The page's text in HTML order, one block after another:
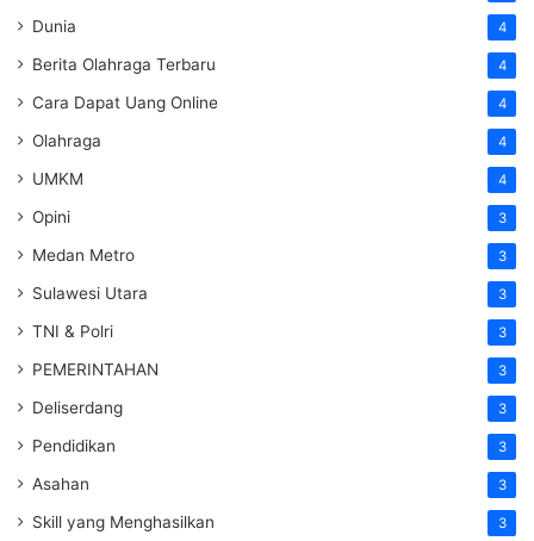
Dunia 4
Berita Olahraga Terbaru 4
Cara Dapat Uang Online 4
Olahraga 4
UMKM 4
Opini 3
Medan Metro 3
Sulawesi Utara 3
TNI & Polri 3
PEMERINTAHAN 3
Deliserdang 3
Pendidikan 3
Asahan 3
Skill yang Menghasilkan 3